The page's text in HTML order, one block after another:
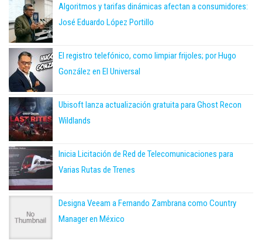
Algoritmos y tarifas dinámicas afectan a consumidores:
José Eduardo López Portillo
El registro telefónico, como limpiar frijoles; por Hugo
González en El Universal
Ubisoft lanza actualización gratuita para Ghost Recon
Wildlands
Inicia Licitación de Red de Telecomunicaciones para
Varias Rutas de Trenes
Designa Veeam a Fernando Zambrana como Country
Manager en México